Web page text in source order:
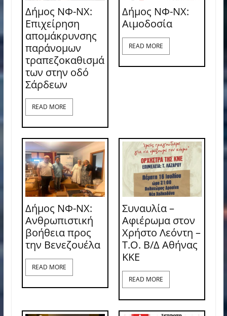
Δήμος ΝΦ-ΝΧ:
Επιχείρηση
απομάκρυνσης
παράνομων
τραπεζοκαθισμά
των στην οδό
Σάρδεων
READ MORE
Δήμος ΝΦ-ΝΧ:
Aιμοδοσία
READ MORE
Δήμος ΝΦ-ΝΧ:
Ανθρωπιστική
βοήθεια προς
την Βενεζουέλα
READ MORE
Συναυλία –
Αφιέρωμα στον
Χρήστο Λεόντη –
Τ.Ο. Β/Δ Αθήνας
ΚΚΕ
READ MORE